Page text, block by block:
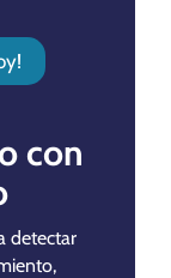
con
detectar